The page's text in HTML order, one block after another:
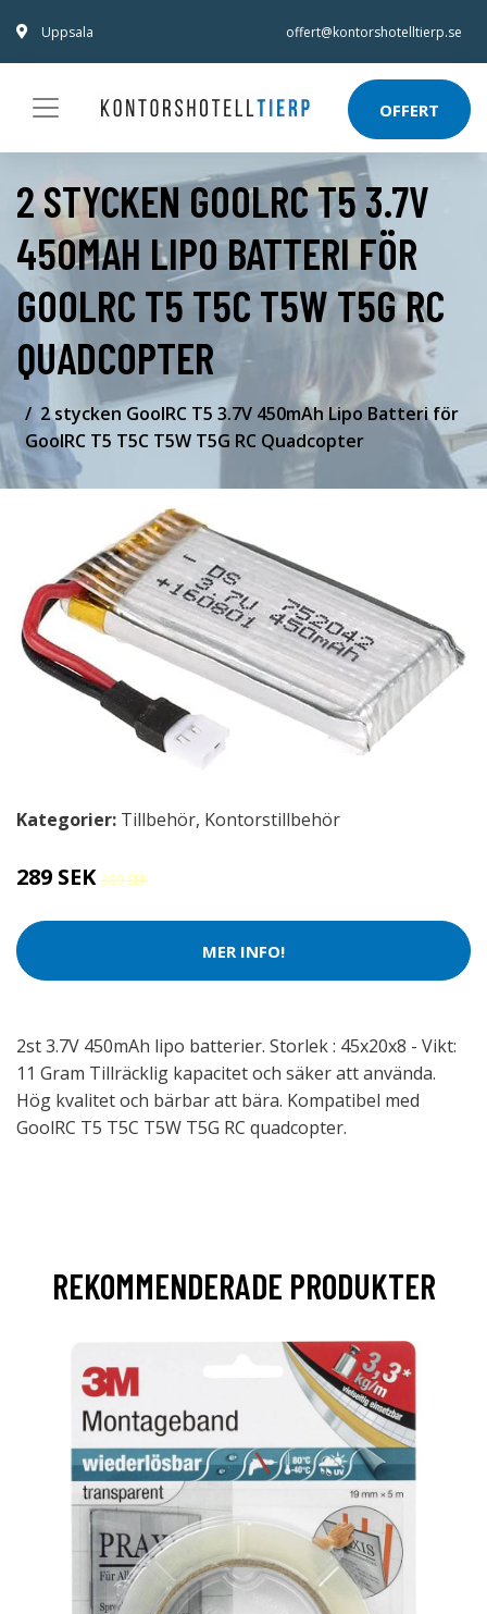
Uppsala offert@kontorshotelltierp.se
OFFERT
2 STYCKEN GOOLRC T5 3.7V
450MAH LIPO BATTERI FÖR
GOOLRC T5 T5C T5W T5G RC
QUADCOPTER
2 stycken GoolRC T5 3.7V 450mAh Lipo Batteri för
GoolRC T5 T5C T5W T5G RC Quadcopter
Kategorier: Tillbehör, Kontorstillbehör
289 SEK 389 SEK
MER INFO!
2st 3.7V 450mAh lipo batterier. Storlek : 45x20x8 - Vikt:
11 Gram Tillräcklig kapacitet och säker att använda.
Hög kvalitet och bärbar att bära. Kompatibel med
GoolRC T5 T5C T5W T5G RC quadcopter.
REKOMMENDERADE PRODUKTER